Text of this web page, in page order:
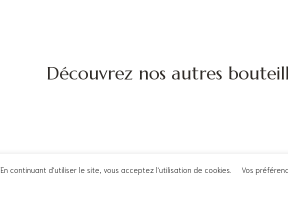
Découvrez nos autres
En continuant d'utiliser le site, vous acceptez l'utilisation de cookies. Vos